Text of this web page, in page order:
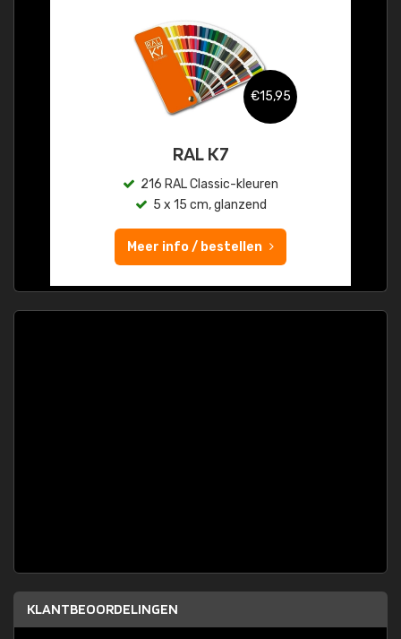
€15,95
RAL K7
216 RAL Classic-kleuren
5 x 15 cm, glanzend
Meer info / bestellen
KLANTBEOORDELINGEN